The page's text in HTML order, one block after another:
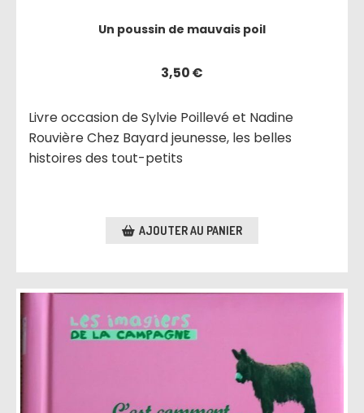
Un poussin de mauvais poil
3,50€
Livre occasion de Sylvie Poillevé et Nadine
Rouvière Chez Bayard jeunesse, les belles
histoires des tout-petits
AJOUTER AU PANIER